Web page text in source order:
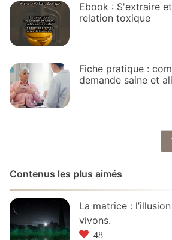
Ebook : S'extraire
relation toxique
Fiche pratique :
demande saine et
Contenus les plus aimés
La matrice :
vivons.
48